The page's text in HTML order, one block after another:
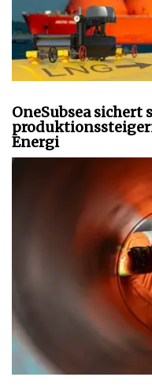
OneSubsea sichert
Energi